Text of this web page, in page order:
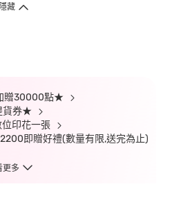
隱藏
贈30000點★
貨券★
印花一張
即贈好禮(數量有限,送完為止)
更多